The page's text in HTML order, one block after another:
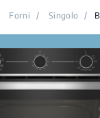
Forni / Singolo /